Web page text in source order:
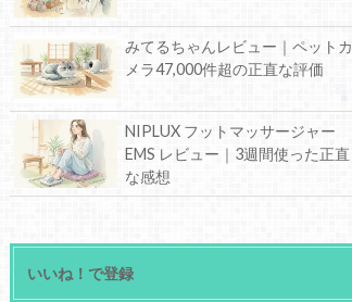
みてるちゃんレビュー｜ペットカ
メラ47,000件超の正直な評価
NIPLUX フットマッサージャー
EMS レビュー｜3週間使った正直
な感想
いいね！で登録